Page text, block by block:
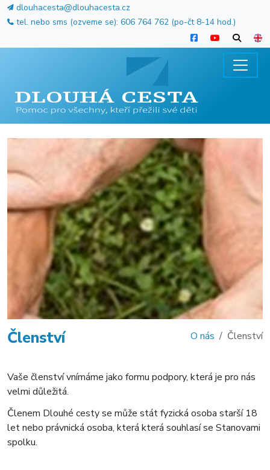
dlouhacesta@dlouhacesta.cz
tel. nebo sms (ozveme se): 606 764 762 (po-čt 8-14 hod.)
O nás Členství
Členství
Vaše členství vnímáme jako formu podpory, která je pro nás
velmi důležitá.
Členem Dlouhé cesty se může stát fyzická osoba starší 18
let nebo právnická osoba, která která souhlasí se Stanovami
spolku.